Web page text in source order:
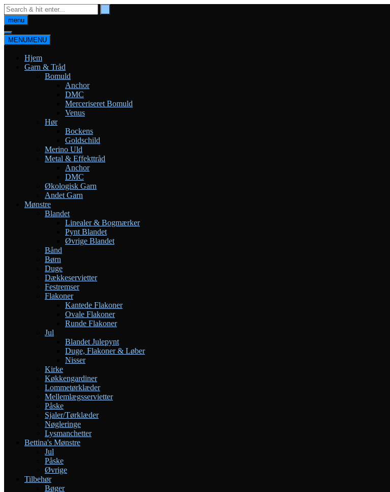
Skip
to
content
menu
MENUMENU
Hjem
Garn & Tråd
Bomuld
Anchor
DMC
Merceriseret Bomuld
Venus
Hør
Bockens
Goldschild
Merino Uld
Metal & Effekttråd
Anchor
DMC
Økologisk Garn
Andet Garn
Mønstre
Blandet
Linealer & Bogmærker
Pynt Blandet
Øvrige Blandet
Bånd
Børn
Duge
Dækkeservietter
Festremser
Flakoner
Kantede Flakoner
Ovale Flakoner
Runde Flakoner
Jul
Blandet Julepynt
Duge, Flakoner & Løber
Nisser
Kirke
Køkkengardiner
Lommetørklæder
Mellemlægsservietter
Påske
Sjaler/Tørklæder
Nøgleringe
Lysmanchetter
Bettina's Mønstre
Jul
Påske
Øvrige
Tilbehør
Bøger